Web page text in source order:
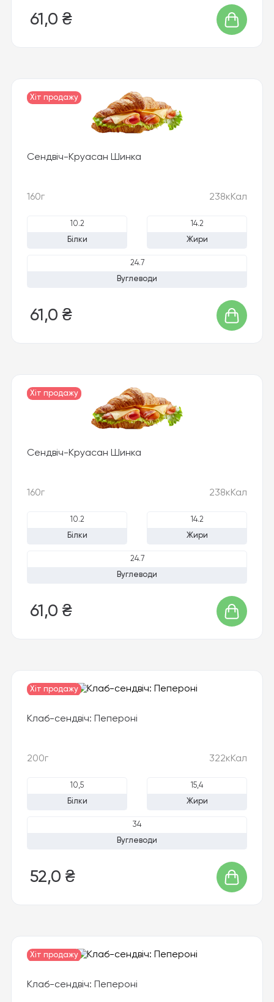
61,0 ₴
Хіт продажу
Сендвіч-Круасан Шинка
160г 238кКал
10.2
Білки
14.2
Жири
24.7
Вуглеводи
61,0 ₴
Хіт продажу
Сендвіч-Круасан Шинка
160г 238кКал
10.2
Білки
14.2
Жири
24.7
Вуглеводи
61,0 ₴
Хіт продажу
Клаб-сендвіч: Пепероні
200г 322кКал
10,5
Білки
15,4
Жири
34
Вуглеводи
52,0 ₴
Хіт продажу
Клаб-сендвіч: Пепероні